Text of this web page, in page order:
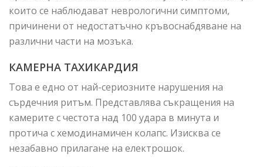
които се наблюдават неврологични симптоми,
причинени от недостатъчно кръвоснабдяване на
различни части на мозъка.
КАМЕРНА ТАХИКАРДИЯ
Това е едно от най-сериозните нарушения на
сърдечния ритъм. Представлява съкращения на
камерите с честота над 100 удара в минута и
протича с хемодинамичен колапс. Изисква се
незабавно прилагане на електрошок.